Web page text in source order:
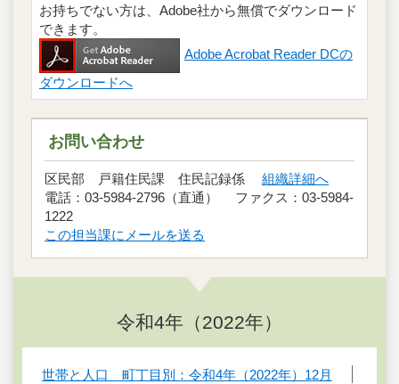
お持ちでない方は、Adobe社から無償でダウンロード
できます。
Adobe Acrobat Reader DCの
ダウンロードへ
お問い合わせ
区民部 戸籍住民課 住民記録係 組織詳細へ
電話：03-5984-2796（直通） ファクス：03-5984-
1222
この担当課にメールを送る
令和4年（2022年）
世帯と人口 町丁目別：令和4年（2022年）12月